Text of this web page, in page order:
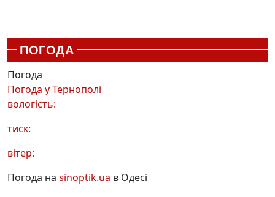
ПОГОДА
Погода
Погода уТернополі
вологість:
тиск:
вітер:
Погода на sinoptik.ua в Одесі